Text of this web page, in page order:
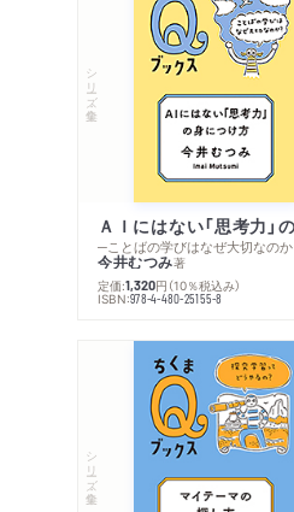
シリーズ・全集
─ことばの学びはなぜ大切なのか
今井むつみ著
定価:1,320円 （10％税込み）
ISBN:978-4-480-25155-8
シリーズ・全集